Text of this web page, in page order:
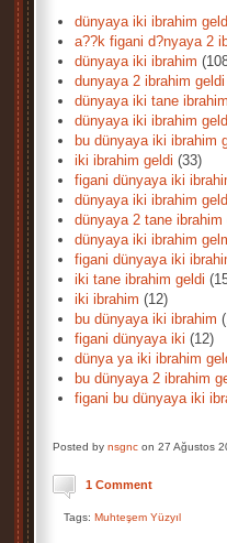
dünyaya iki ibrahim
a??k figani d?nyaya 2
dünyaya iki ibrahim
dunyaya 2 ibrahim geldi
dünyaya iki tane
dünyaya iki ibrahim
bu dünyaya iki ibrahim
iki ibrahim geldi (33)
figani dünyaya iki
dünyaya iki ibrahim
dünyaya 2 tane ibrahim
dünyaya iki ibrahim
figani dünyaya iki
iki tane ibrahim geldi
iki ibrahim (12)
bu dünyaya iki ibrahim
figani dünyaya iki (12)
dünya ya iki ibrahim
bu dünyaya 2 ibrahim
figani bu dünyaya iki
Posted by nsgnc on 27 Ağustos
1 Comment
Tags: Muhteşem Yüzyıl